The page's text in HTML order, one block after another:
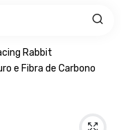
Rabbit
e Fibra de Carbono